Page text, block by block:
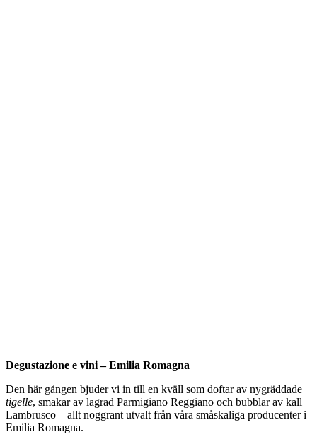
Degustazione e vini – Emilia Romagna
Den här gången bjuder vi in till en kväll som doftar av nygräddade
tigelle, smakar av lagrad Parmigiano Reggiano och bubblar av kall
Lambrusco – allt noggrant utvalt från våra småskaliga producenter i
Emilia Romagna.